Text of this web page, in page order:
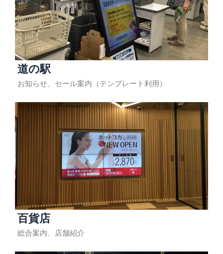
道の駅
お知らせ、セール案内（テンプレート利用）
百貨店
総合案内、店舗紹介